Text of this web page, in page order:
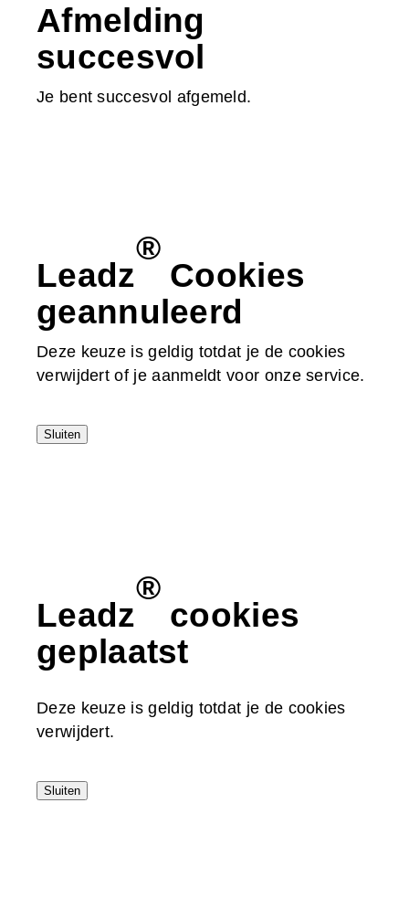
Afmelding
succesvol
Je bent succesvol afgemeld.
Leadz
®
Cookies
geannuleerd
Deze keuze is geldig totdat je de cookies
verwijdert of je aanmeldt voor onze service.
Sluiten
Leadz
®
cookies
geplaatst
Deze keuze is geldig totdat je de cookies
verwijdert.
Sluiten